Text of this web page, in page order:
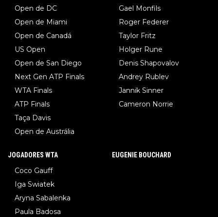
Open de DC
Open de Miami
Open de Canadá
US Open
Open de San Diego
Next Gen ATP Finals
WTA Finals
ATP Finals
Taça Davis
Open de Austrália
Gael Monfils
Roger Federer
Taylor Fritz
Holger Rune
Denis Shapovalov
Andrey Rublev
Jannik Sinner
Cameron Norrie
JOGADORES WTA
Coco Gauff
Iga Swiatek
Aryna Sabalenka
Paula Badosa
EUGENIE BOUCHARD